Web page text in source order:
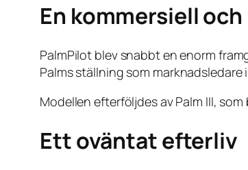
En kommersiell
PalmPilot blev snabbt en enorm
Palms ställning som
Modellen efterföljdes av Palm III,
Ett oväntat efterliv